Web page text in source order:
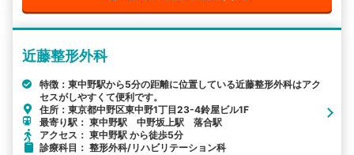
近藤整形外科
特徴：東中野駅から5分の距離に位置している近藤整形外科はアク
セスがしやすくて便利です。
住所：東京都中野区東中野1丁目23-4鈴屋ビル1F
最寄り駅： 東中野駅 中野坂上駅 落合駅
アクセス： 東中野駅 から徒歩5分
診療科目： 整形外科/リハビリテーション科